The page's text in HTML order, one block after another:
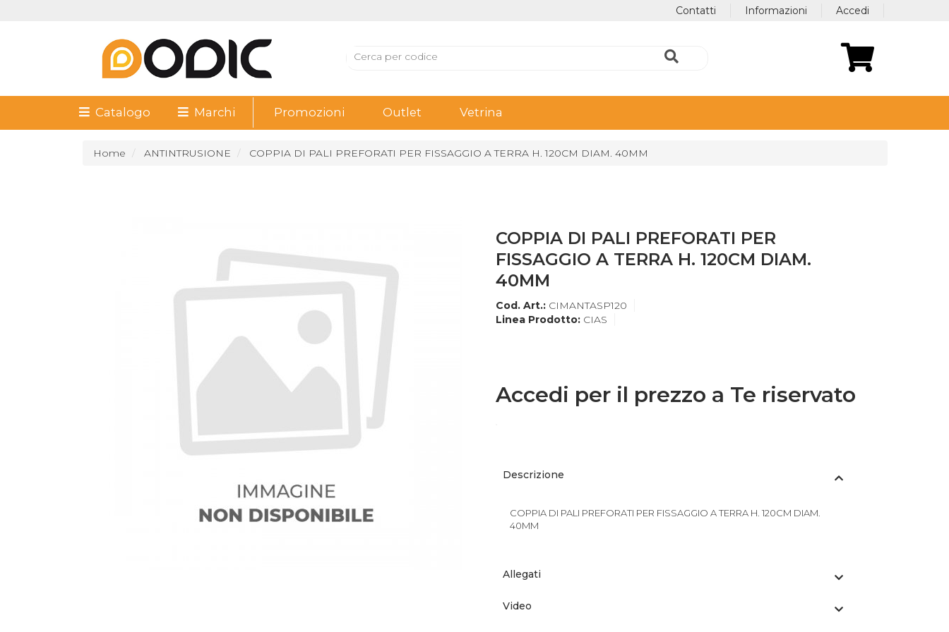
Accedi
Informazioni
Contatti
Catalogo Marchi Promozioni Outlet Vetrina
Home ANTINTRUSIONE COPPIA DI PALI PREFORATI PER FISSAGGIO A TERRA H. 120CM DIAM. 40MM
COPPIA DI PALI PREFORATI PER
FISSAGGIO A TERRA H. 120CM DIAM.
40MM
Cod. Art.: CIMANTASP120
Linea Prodotto: CIAS
Accedi per il prezzo a Te riservato
Descrizione
COPPIA DI PALI PREFORATI PER FISSAGGIO A TERRA H. 120CM DIAM.
40MM
Allegati
Video